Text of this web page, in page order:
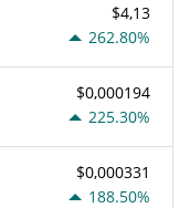
$4,13
262.80%
$0,000194
225.30%
$0,000331
188.50%